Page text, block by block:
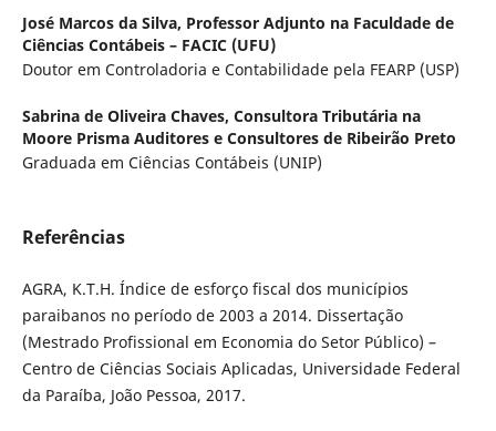
José Marcos da Silva, Professor Adjunto na Faculdade de
Ciências Contábeis – FACIC (UFU)
Doutor em Controladoria e Contabilidade pela FEARP (USP)
Sabrina de Oliveira Chaves, Consultora Tributária na
Moore Prisma Auditores e Consultores de Ribeirão Preto
Graduada em Ciências Contábeis (UNIP)
Referências
AGRA, K.T.H. Índice de esforço fiscal dos municípios
paraibanos no período de 2003 a 2014. Dissertação
(Mestrado Profissional em Economia do Setor Público) –
Centro de Ciências Sociais Aplicadas, Universidade Federal
da Paraíba, João Pessoa, 2017.